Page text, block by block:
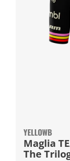
YELLOWB
Maglia
The